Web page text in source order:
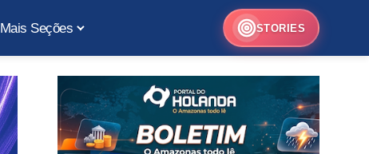
Mais Seções STORIES